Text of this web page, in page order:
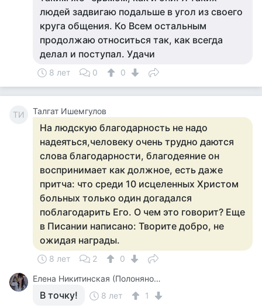
людей задвигаю подальше в угол из своего
круга общения. Ко Всем остальным
продолжаю относиться так, как всегда
делал и поступал. Удачи
8 лет 0 0
ТИ Талгат Ишемгулов
На людскую благодарность не надо
надеяться,человеку очень трудно даются
слова благодарности, благодеяние он
воспринимает как должное, есть даже
притча: что среди 10 исцеленных Христом
больных только один догадался
поблагодарить Его. О чем это говорит? Еще
в Писании написано: Творите добро, не
ожидая награды.
8 лет 2
0
Елена Никитинская (Полонянова)
В точку! 8 лет 1